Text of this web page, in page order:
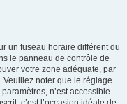
un fuseau horaire différent du
le panneau de contrôle de
votre zone adéquate, par
Veuillez noter que le réglage
n’est accessible